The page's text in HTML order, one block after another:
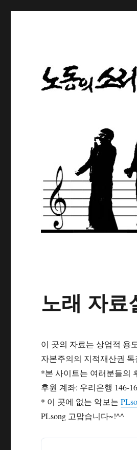
노래 자료
이 곳의 자료는 상업적 용
자본주의의 지적재산권
*본 사이트는 여러분들의
후원 계좌: 우리은행 146-
* 이 곳에 없는 악보는
PLsong 고맙습니다~!^^